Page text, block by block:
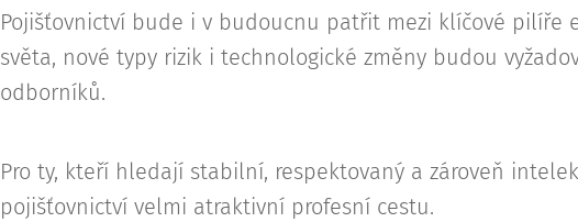
Pojišťovnictví bude i v budoucnu patřit mezi klíčové pilíře
světa, nové typy rizik i technologické změny budou
odborníků.
Pro ty, kteří hledají stabilní, respektovaný a zároveň
pojišťovnictví velmi atraktivní profesní cestu.